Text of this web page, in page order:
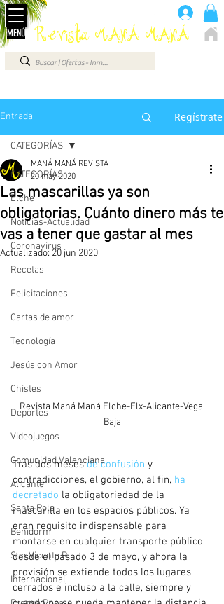
Revista MANÁ MANÁ
Anúnciate aquí 660 07 87 87
.
MENÚ
Entrada Regístrate
CATEGORÍAS
Elche
Noticias-Actualidad
Coronavirus
Recetas
Felicitaciones
Cartas de amor
Tecnología
Jesús con Amor
Chistes
Deportes
Videojuegos
Comunidad Valenciana
Alicante
Santa Pola
Benidorm
San Vicente R.
Internacional
CATEGORÍAS
Las mascarillas ya son
obligatorias. Cuánto dinero más te
vas a tener que gastar al mes
MANÁ MANÁ REVISTA
20 may 2020
Actualizado: 20 jun 2020
Revista Maná Maná Elche-Elx-Alicante-Vega
Baja
Tras dos meses de confusión y
contradicciones, el gobierno, al fin, ha
decretado la obligatoriedad de la
mascarilla en los espacios públicos. Ya
eran requisito indispensable para
montarse en cualquier transporte público
desde el pasado 3 de mayo, y ahora la
provisión se extiende todos los lugares
cerrados e incluso a la calle, siempre y